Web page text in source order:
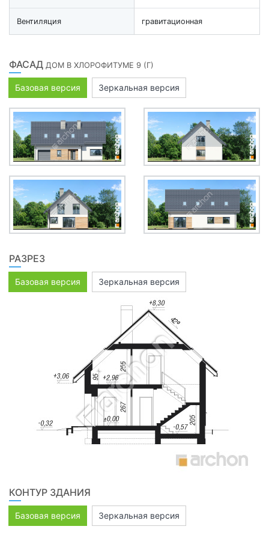
Вентиляция гравитационная
ФАСАД ДОМ В ХЛОРОФИТУМЕ 9 (Г)
Базовая версия Зеркальная версия
РАЗРЕЗ
Базовая версия Зеркальная версия
КОНТУР ЗДАНИЯ
Базовая версия Зеркальная версия